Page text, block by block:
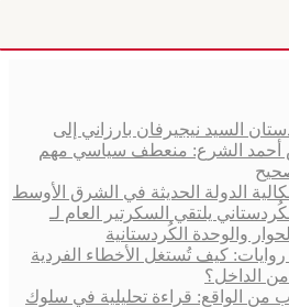
السيد نيجيرفان بارزاني إلى
أحمد الشرع: منعطف سياسي مهم
الدولة الحديثة في الشرق الأوسط
يلتقي السكرتير العام لـ
كيف تُستغل الأخطاء الفردية
الداخل؟
من الواقع: قراءة تحليلية في سلوك